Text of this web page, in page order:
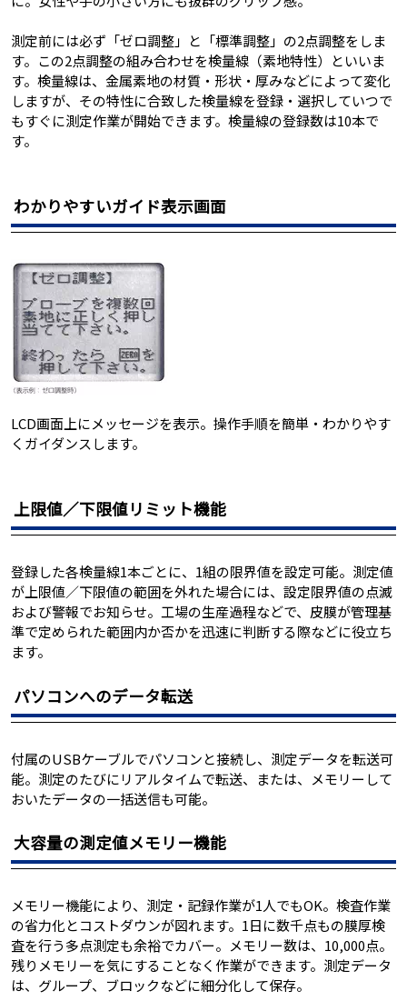
測定前には必ず「ゼロ調整」と「標準調整」の2点調整をしま
す。この2点調整の組み合わせを検量線（素地特性）といいま
す。検量線は、金属素地の材質・形状・厚みなどによって変化
しますが、その特性に合致した検量線を登録・選択していつで
もすぐに測定作業が開始できます。検量線の登録数は10本で
す。
わかりやすいガイド表示画面
LCD画面上にメッセージを表示。操作手順を簡単・わかりやす
くガイダンスします。
上限値／下限値リミット機能
登録した各検量線1本ごとに、1組の限界値を設定可能。測定値
が上限値／下限値の範囲を外れた場合には、設定限界値の点滅
および警報でお知らせ。工場の生産過程などで、皮膜が管理基
準で定められた範囲内か否かを迅速に判断する際などに役立ち
ます。
パソコンへのデータ転送
付属のUSBケーブルでパソコンと接続し、測定データを転送可
能。測定のたびにリアルタイムで転送、または、メモリーして
おいたデータの一括送信も可能。
大容量の測定値メモリー機能
メモリー機能により、測定・記録作業が1人でもOK。検査作業
の省力化とコストダウンが図れます。1日に数千点もの膜厚検
査を行う多点測定も余裕でカバー。メモリー数は、10,000点。
残りメモリーを気にすることなく作業ができます。測定データ
は、グループ、ブロックなどに細分化して保存。